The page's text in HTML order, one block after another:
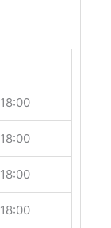
18:00
18:00
18:00
18:00